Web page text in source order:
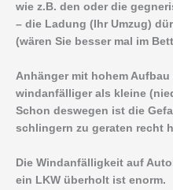
wie z.B. den oder die
– die Ladung (Ihr Umzug)
(wären Sie besser mal im
Anhänger mit hohem
windanfälliger als kleine
Schon deswegen ist die
schlingern zu geraten recht
Die Windanfälligkeit auf
ein LKW überholt ist enorm.